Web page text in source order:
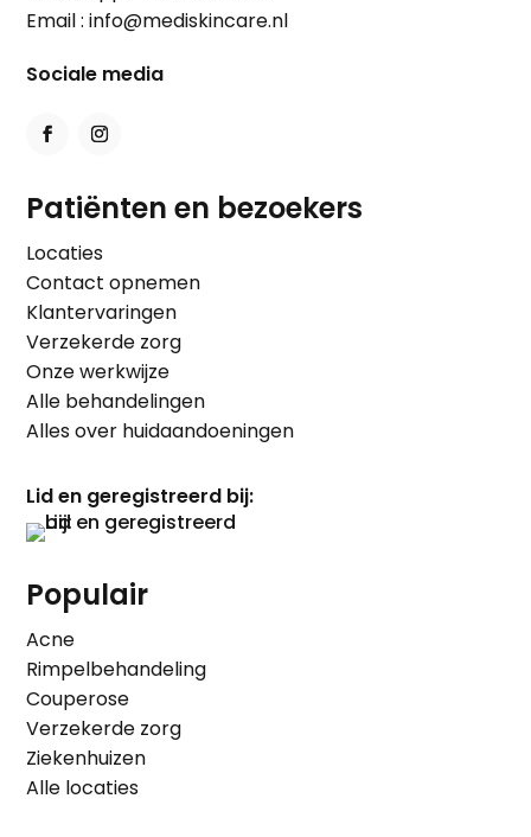
Email : info@mediskincare.nl
Sociale media
Patiënten en bezoekers
Locaties
Contact opnemen
Klantervaringen
Verzekerde zorg
Onze werkwijze
Alle behandelingen
Alles over huidaandoeningen
Lid en geregistreerd bij:
Populair
Acne
Rimpelbehandeling
Couperose
Verzekerde zorg
Ziekenhuizen
Alle locaties